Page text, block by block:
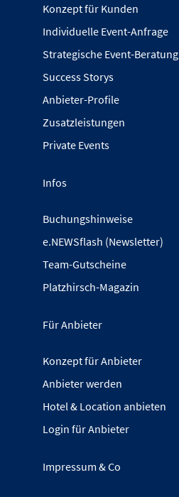
Konzept für Kunden
Individuelle Event-Anfrage
Strategische Event-Beratung
Success Storys
Anbieter-Profile
Zusatzleistungen
Private Events
Infos
Buchungshinweise
e.NEWSflash (Newsletter)
Team-Gutscheine
Platzhirsch-Magazin
Für Anbieter
Konzept für Anbieter
Anbieter werden
Hotel & Location anbieten
Login für Anbieter
Impressum & Co